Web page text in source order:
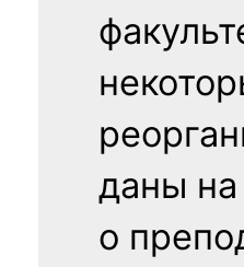
даны
о